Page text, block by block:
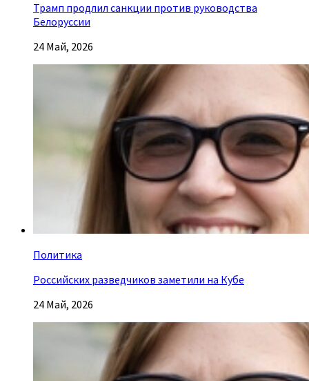
Трамп продлил санкции против руководства
Белоруссии
24 Май, 2026
Политика
Российских разведчиков заметили на Кубе
24 Май, 2026